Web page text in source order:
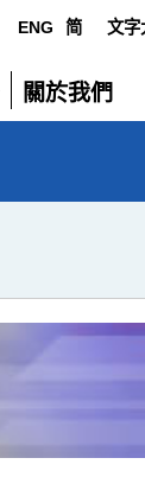
ENG 简 文字
關於我們
展